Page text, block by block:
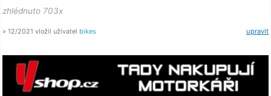
zhlédnuto 703x
upravit
» 12/2021 vložil uživatel bikes